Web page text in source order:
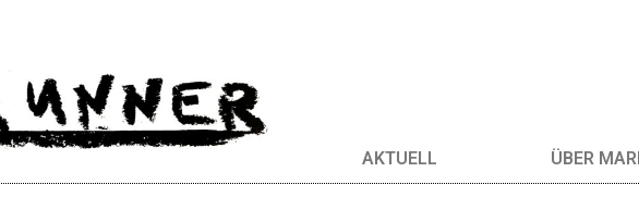
AKTUELL ÜBER